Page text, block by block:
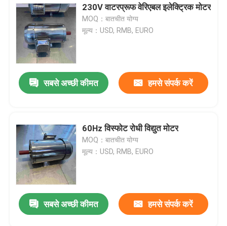
230V वाटरप्रूफ वेरिएबल इलेक्ट्रिक मोटर
MOQ：बातचीत योग्य
मूल्य：USD, RMB, EURO
सबसे अच्छी कीमत हमसे संपर्क करें
60Hz विस्फोट रोधी विद्युत मोटर
MOQ：बातचीत योग्य
मूल्य：USD, RMB, EURO
सबसे अच्छी कीमत हमसे संपर्क करें